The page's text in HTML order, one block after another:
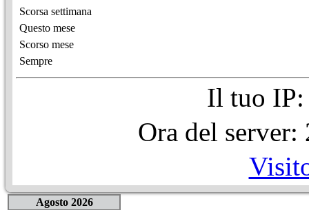
Scorsa settimana
Questo mese
Scorso mese
Sempre
Il tuo IP:
Ora del
Agosto 2026